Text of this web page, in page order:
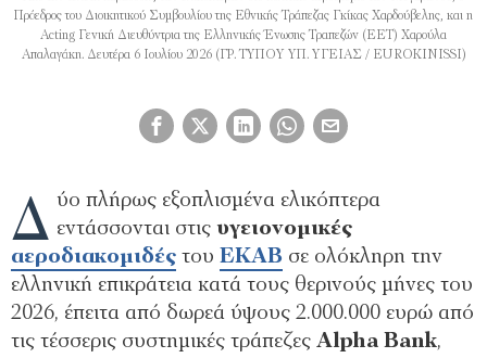
Πρόεδρος του Διοικητικού Συμβουλίου της Εθνικής Τράπεζας Γκίκας Χαρδούβελης, και η
Acting Γενική Διευθύντρια της Ελληνικής Ένωσης Τραπεζών (ΕΕΤ) Χαρούλα
Απαλαγάκη. Δευτέρα 6 Ιουλίου 2026 (ΓΡ. ΤΥΠΟΥ ΥΠ. ΥΓΕΙΑΣ / EUROKINISSI)
Δ ύο πλήρως εξοπλισμένα ελικόπτερα
εντάσσονται στις υγειονομικές
αεροδιακομιδές του ΕΚΑΒ σε ολόκληρη την
ελληνική επικράτεια κατά τους θερινούς μήνες του
2026, έπειτα από δωρεά ύψους 2.000.000 ευρώ από
τις τέσσερις συστημικές τράπεζες Alpha Bank,